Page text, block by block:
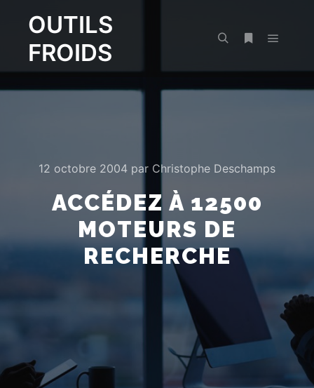
OUTILS
FROIDS
12 octobre 2004 par Christophe Deschamps
ACCÉDEZ À 12500
MOTEURS DE
RECHERCHE